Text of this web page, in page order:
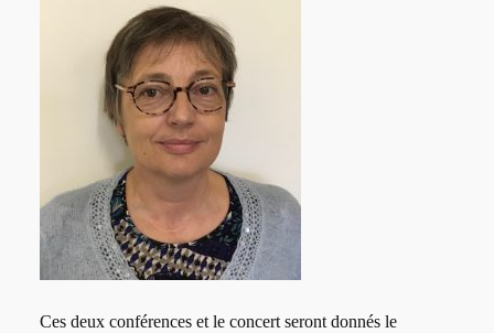
Ces deux conférences et le concert seront donnés le